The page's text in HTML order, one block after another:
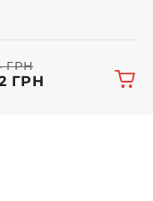
ГРН
ГРН